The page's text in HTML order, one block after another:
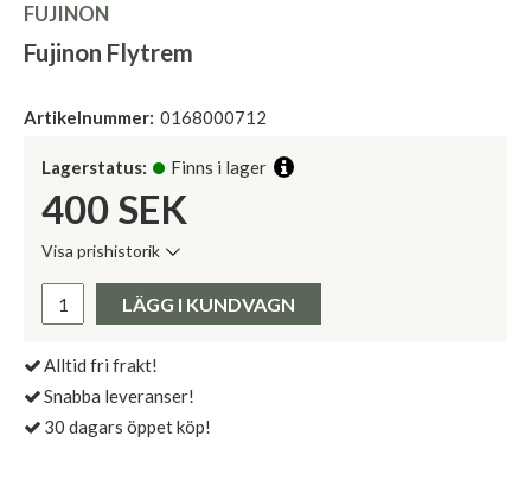
FUJINON
Fujinon Flytrem
Artikelnummer: 0168000712
Lagerstatus: Finns i lager
400 SEK
Visa prishistorik
Pris:
LÄGG I KUNDVAGN
Alltid fri frakt!
Snabba leveranser!
30 dagars öppet köp!